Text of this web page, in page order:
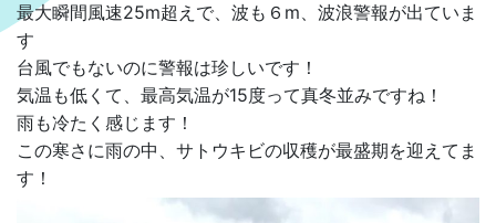
最大瞬間風速25m超えで、波も６m、波浪警報が出ていま
す
台風でもないのに警報は珍しいです！
気温も低くて、最高気温が15度って真冬並みですね！
雨も冷たく感じます！
この寒さに雨の中、サトウキビの収穫が最盛期を迎えてま
す！